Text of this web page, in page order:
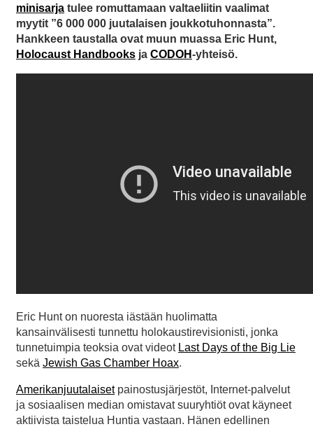
minisarja tulee romuttamaan valtaeliitin vaalimat
myytit ”6 000 000 juutalaisen joukkotuhonnasta”.
Hankkeen taustalla ovat muun muassa Eric Hunt,
Holocaust Handbooks ja CODOH-yhteisö.
Eric Hunt on nuoresta iästään huolimatta
kansainvälisesti tunnettu holokaustirevisionisti, jonka
tunnetuimpia teoksia ovat videot Last Days of the Big Lie
sekä Jewish Gas Chamber Hoax.
Amerikanjuutalaisetpainostusjärjestöt, Internet-palvelut
ja sosiaalisen median omistavat suuryhtiöt ovat käyneet
aktiivista taistelua Huntia vastaan. Hänen edellinen